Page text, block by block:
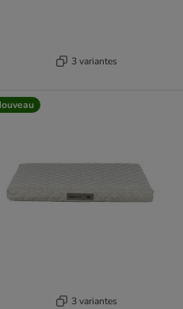
3 variantes
3 variantes